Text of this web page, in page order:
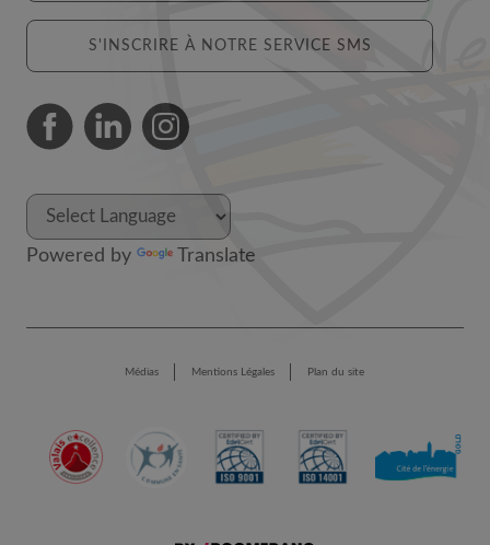
S'INSCRIRE À NOTRE SERVICE SMS
Powered by Translate
Médias Mentions Légales Plan du site